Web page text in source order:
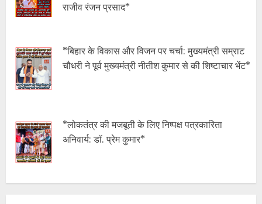
राजीव रंजन प्रसाद*
*बिहार के विकास और विजन पर चर्चा: मुख्यमंत्री सम्राट
चौधरी ने पूर्व मुख्यमंत्री नीतीश कुमार से की शिष्टाचार भेंट*
*लोकतंत्र की मजबूती के लिए निष्पक्ष पत्रकारिता
अनिवार्य: डॉ. प्रेम कुमार*